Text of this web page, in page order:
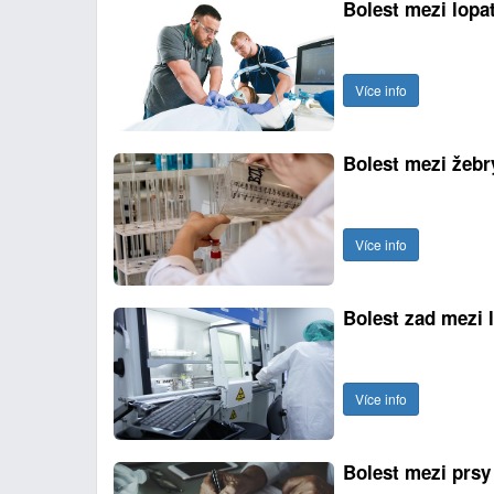
Bolest mezi
Více info
Bolest mezi
Více info
Bolest zad mezi
Více info
Bolest mezi prsy